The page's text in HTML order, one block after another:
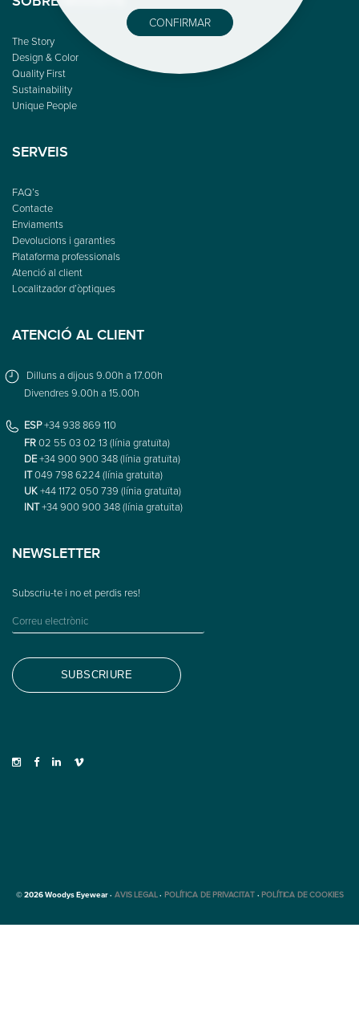
The Story
Design & Color
Quality First
Sustainability
Unique People
SERVEIS
FAQ’s
Contacte
Enviaments
Devolucions i garanties
Plataforma professionals
Atenció al client
Localitzador d’òptiques
ATENCIÓ AL CLIENT
Dilluns a dijous 9.00h a 17.00h
Divendres 9.00h a 15.00h
ESP+34 938 869 110
FR02 55 03 02 13 (línia gratuïta)
DE+34 900 900 348 (línia gratuïta)
IT049 798 6224 (línia gratuïta)
UK+44 1172 050 739 (línia gratuïta)
INT+34 900 900 348 (línia gratuïta)
NEWSLETTER
© 2026 Woodys Eyewear · AVIS LEGAL·POLÍTICA DE PRIVACITAT·POLÍTICA DE COOKIES
CONFIRMAR